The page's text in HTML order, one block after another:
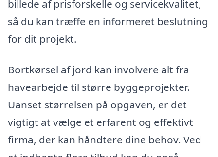
billede af prisforskelle og servicekvalitet,
så du kan træffe en informeret beslutning
for dit projekt.
Bortkørsel af jord kan involvere alt fra
havearbejde til større byggeprojekter.
Uanset størrelsen på opgaven, er det
vigtigt at vælge et erfarent og effektivt
firma, der kan håndtere dine behov. Ved